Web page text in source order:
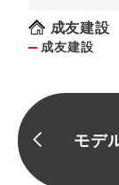
成友建設
成友建設
モデ